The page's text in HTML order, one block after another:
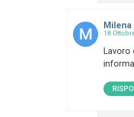
Milena
18
Lavoro